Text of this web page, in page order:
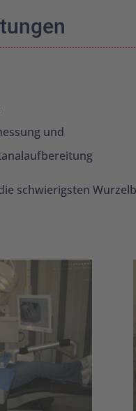
und
schwierigsten